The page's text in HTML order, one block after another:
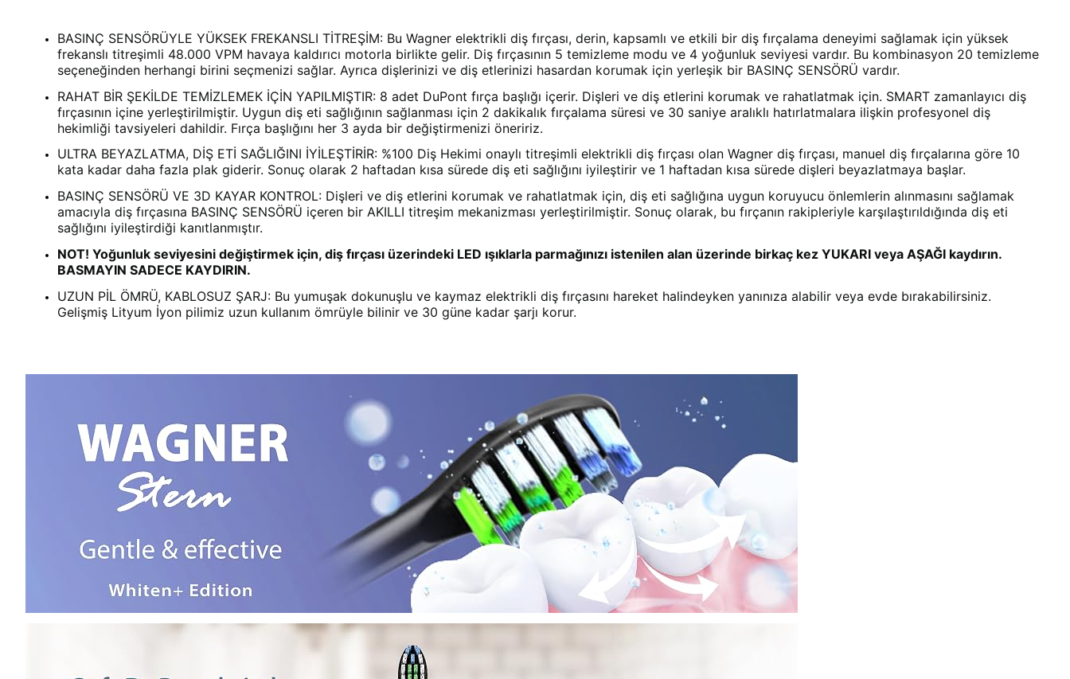
BASINÇ SENSÖRÜYLE YÜKSEK FREKANSLI TİTREŞİM: Bu Wagner elektrikli diş fırçası, derin, kapsamlı ve etkili bir diş fırçalama deneyimi sağlamak için yüksek
frekanslı titreşimli 48.000 VPM havaya kaldırıcı motorla birlikte gelir. Diş fırçasının 5 temizleme modu ve 4 yoğunluk seviyesi vardır. Bu kombinasyon 20 temizleme
seçeneğinden herhangi birini seçmenizi sağlar. Ayrıca dişlerinizi ve diş etlerinizi hasardan korumak için yerleşik bir BASINÇ SENSÖRÜ vardır.
RAHAT BİR ŞEKİLDE TEMİZLEMEK İÇİN YAPILMIŞTIR: 8 adet DuPont fırça başlığı içerir. Dişleri ve diş etlerini korumak ve rahatlatmak için. SMART zamanlayıcı diş
fırçasının içine yerleştirilmiştir. Uygun diş eti sağlığının sağlanması için 2 dakikalık fırçalama süresi ve 30 saniye aralıklı hatırlatmalara ilişkin profesyonel diş
hekimliği tavsiyeleri dahildir. Fırça başlığını her 3 ayda bir değiştirmenizi öneririz.
ULTRA BEYAZLATMA, DİŞ ETİ SAĞLIĞINI İYİLEŞTİRİR: %100 Diş Hekimi onaylı titreşimli elektrikli diş fırçası olan Wagner diş fırçası, manuel diş fırçalarına göre 10
kata kadar daha fazla plak giderir. Sonuç olarak 2 haftadan kısa sürede diş eti sağlığını iyileştirir ve 1 haftadan kısa sürede dişleri beyazlatmaya başlar.
BASINÇ SENSÖRÜ VE 3D KAYAR KONTROL: Dişleri ve diş etlerini korumak ve rahatlatmak için, diş eti sağlığına uygun koruyucu önlemlerin alınmasını sağlamak
amacıyla diş fırçasına BASINÇ SENSÖRÜ içeren bir AKILLI titreşim mekanizması yerleştirilmiştir. Sonuç olarak, bu fırçanın rakipleriyle karşılaştırıldığında diş eti
sağlığını iyileştirdiği kanıtlanmıştır.
NOT! Yoğunluk seviyesini değiştirmek için, diş fırçası üzerindeki LED ışıklarla parmağınızı istenilen alan üzerinde birkaç kez YUKARI veya AŞAĞI kaydırın.
BASMAYIN SADECE KAYDIRIN.
UZUN PİL ÖMRÜ, KABLOSUZ ŞARJ: Bu yumuşak dokunuşlu ve kaymaz elektrikli diş fırçasını hareket halindeyken yanınıza alabilir veya evde bırakabilirsiniz.
Gelişmiş Lityum İyon pilimiz uzun kullanım ömrüyle bilinir ve 30 güne kadar şarjı korur.